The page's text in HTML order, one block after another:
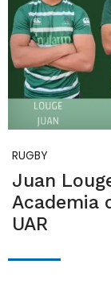
RUGBY
Juan
Academia
UAR